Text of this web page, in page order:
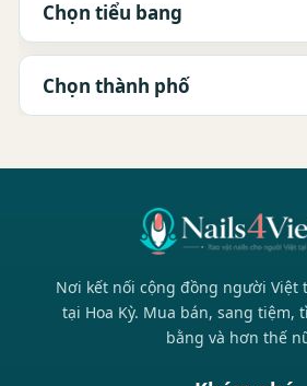
Nơi kết nối cộng đồng người Việt
tại Hoa Kỳ. Mua bán, sang tiệm,
bằng và hơn thế